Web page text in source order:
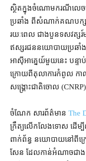
ស្ថិត​ក្នុង​ចំណោម​ករណី​លេចធ្
ប្រឆាំង ពី​សំណាក់​គណបក្ស​
រយៈពេល ជាង​បួន​ទសវត្
ឥស្សរជន​នយោបាយ​ប្រឆ
អាស៊ីអាគ្នេយ៍​មួយ​នេះ បន្ទា
ក្រោយពី​តុលាការ​កំពូល ក
សង្គ្រោះ​ជាតិ​ចោល
ចំណែក សារព័ត៌មាន The
ក្រឹត្យ​លើកលែងទោស ដើម្
ពាក់ព័ន្ធ នយោបាយ​នៅ​ពីក្
សែន ដែល​កាន់អំណាច​ជា